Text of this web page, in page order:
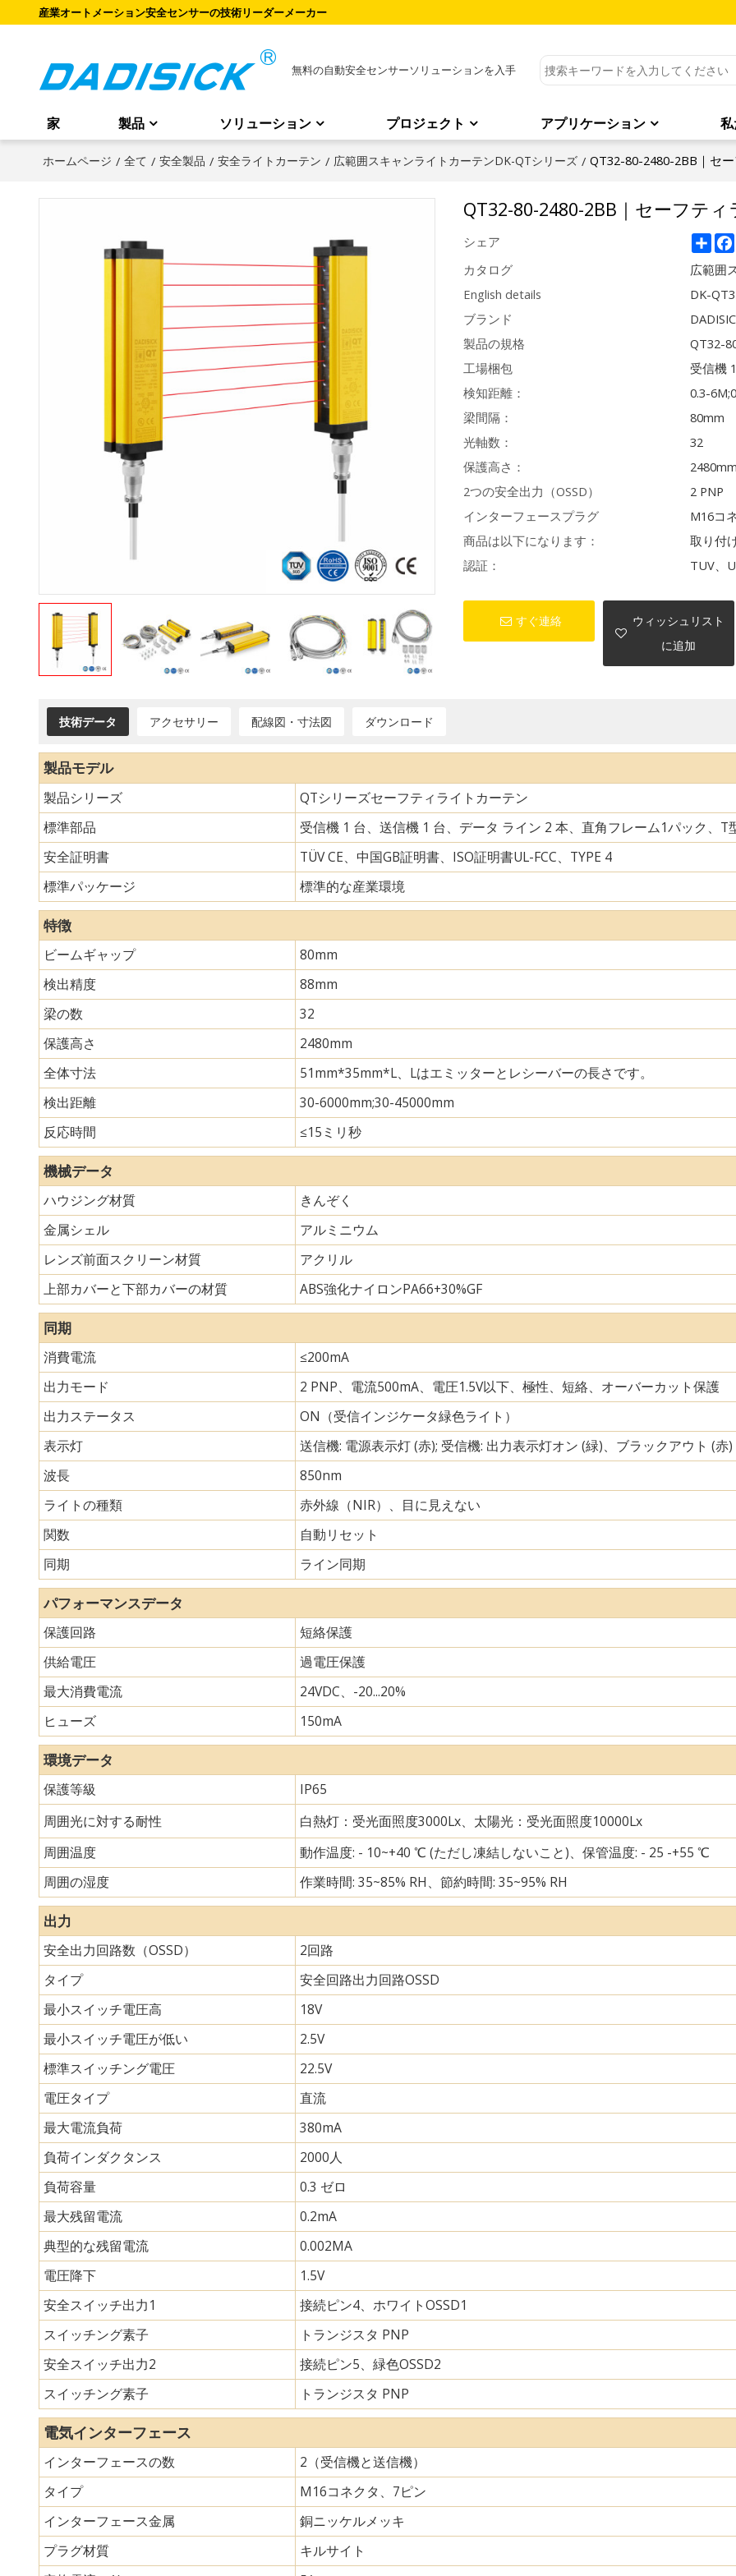
産業オートメーション安全センサーの技術リーダーメーカー
無料の自動安全センサーソリューションを入手
家 製品 ソリューション プロジェクト アプリケーション
ホームページ / 全て / 安全製品 / 安全ライトカーテン / 広範囲スキャンライトカーテンDK-QTシリーズ / QT32-80-2480-2BB｜セ
QT32-80-2480-2BB｜セーフテ
シェア
カタログ
広範囲
English details
DK-
ブランド
製品の規格
QT32-
工場梱包
受信機
検知距離：
0.3-
梁間隔：
80mm
光軸数：
32
保護高さ：
2480mm
2つの安全出力（OSSD）
2 PNP
インターフェースプラグ
M16コ
商品は以下になります：
取り付
認証：
TUV、
すぐ連絡
ウィッシュリスト
に追加
技術データ アクセサリー 配線図・寸法図 ダウンロード
製品モデル
製品シリーズ
QTシリーズセーフティライトカーテン
標準部品
受信機 1 台、送信機 1 台、データ ライン 2 本、直角フレーム1パック、T
安全証明書
TÜV CE、中国GB証明書、ISO証明書UL-FCC、TYPE 4
標準パッケージ
標準的な産業環境
特徴
ビームギャップ
80mm
検出精度
88mm
梁の数
32
保護高さ
2480mm
全体寸法
51mm*35mm*L、Lはエミッターとレシーバーの長さです。
検出距離
30-6000mm;30-45000mm
反応時間
≤15ミリ秒
機械データ
ハウジング材質
きんぞく
金属シェル
アルミニウム
レンズ前面スクリーン材質
アクリル
上部カバーと下部カバーの材質
ABS強化ナイロンPA66+30%GF
同期
消費電流
≤200mA
出力モード
2 PNP、電流500mA、電圧1.5V以下、極性、短絡、オーバーカット保護
出力ステータス
ON（受信インジケータ緑色ライト）
表示灯
送信機: 電源表示灯 (赤); 受信機: 出力表示灯オン (緑)、ブラックアウト (赤)
波長
850nm
ライトの種類
赤外線（NIR）、目に見えない
関数
自動リセット
同期
ライン同期
パフォーマンスデータ
保護回路
短絡保護
供給電圧
過電圧保護
最大消費電流
24VDC、-20...20%
ヒューズ
150mA
環境データ
保護等級
IP65
周囲光に対する耐性
白熱灯：受光面照度3000Lx、太陽光：受光面照度10000Lx
周囲温度
動作温度: - 10~+40 ℃ (ただし凍結しないこと)、保管温度: - 25 -+55 ℃
周囲の湿度
作業時間: 35~85% RH、節約時間: 35~95% RH
出力
安全出力回路数（OSSD）
2回路
タイプ
安全回路出力回路OSSD
最小スイッチ電圧高
18V
最小スイッチ電圧が低い
2.5V
標準スイッチング電圧
22.5V
電圧タイプ
直流
最大電流負荷
380mA
負荷インダクタンス
2000人
負荷容量
0.3 ゼロ
最大残留電流
0.2mA
典型的な残留電流
0.002MA
電圧降下
1.5V
安全スイッチ出力1
接続ピン4、ホワイトOSSD1
スイッチング素子
トランジスタ PNP
安全スイッチ出力2
接続ピン5、緑色OSSD2
スイッチング素子
トランジスタ PNP
電気インターフェース
インターフェースの数
2（受信機と送信機）
タイプ
M16コネクタ、7ピン
インターフェース金属
銅ニッケルメッキ
プラグ材質
キルサイト